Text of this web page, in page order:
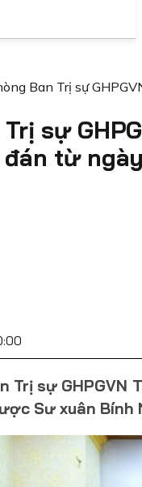
Ban Trị sự
sự
đán từ
Trị sự
Sư xuân Bính